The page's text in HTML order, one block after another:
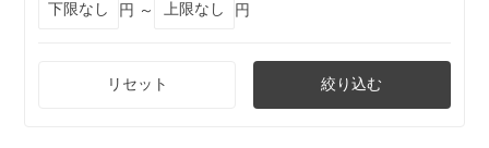
円 ～
円
リセット 絞り込む